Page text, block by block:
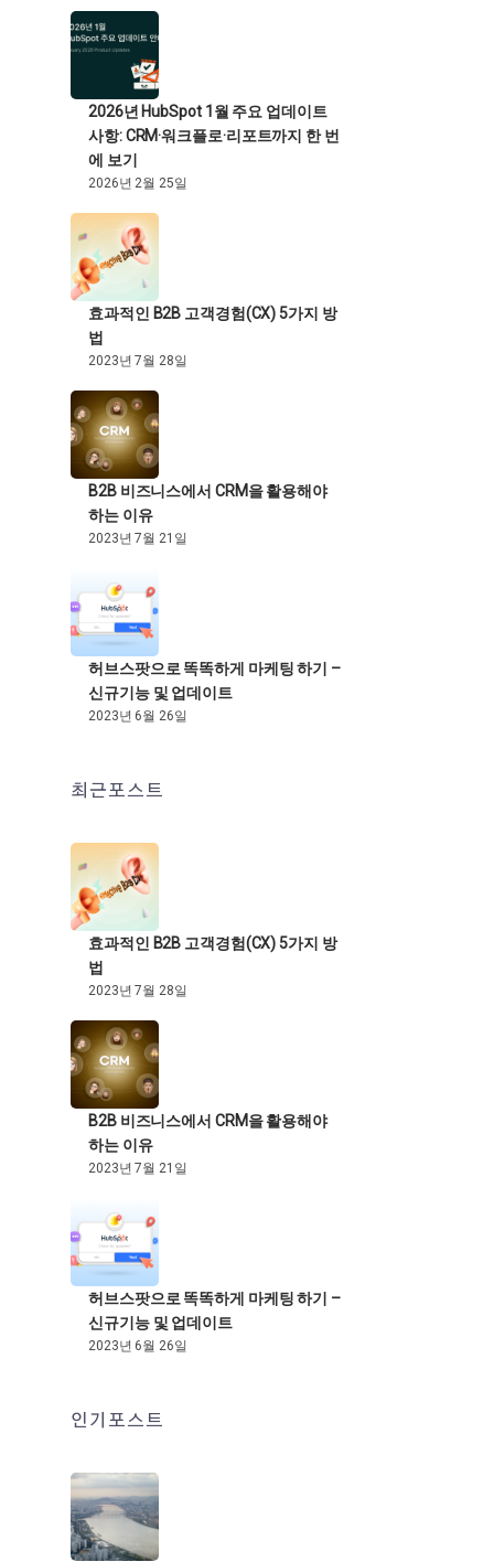
2026년 HubSpot 1월 주요 업데이트
사항: CRM·워크플로·리포트까지 한 번
에 보기
2026년 2월 25일
효과적인 B2B 고객경험(CX) 5가지 방
법
2023년 7월 28일
B2B 비즈니스에서 CRM을 활용해야
하는 이유
2023년 7월 21일
허브스팟으로 똑똑하게 마케팅 하기 –
신규기능 및 업데이트
2023년 6월 26일
최근포스트
효과적인 B2B 고객경험(CX) 5가지 방
법
2023년 7월 28일
B2B 비즈니스에서 CRM을 활용해야
하는 이유
2023년 7월 21일
허브스팟으로 똑똑하게 마케팅 하기 –
신규기능 및 업데이트
2023년 6월 26일
인기포스트